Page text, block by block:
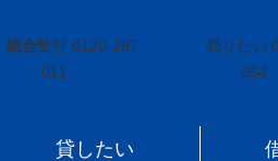
総合受付 0120-297-
011
売りたい
664
貸したい